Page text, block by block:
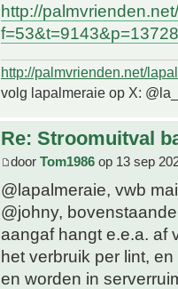
http://
http://palmvrienden.net/
volg lapalmeraie op X:
Re: Stroomuitval
door Tom1986 op 13 sep
@lapalmeraie, vwb
@johny,
aangaf hangt e.e.a. af
het verbruik per lint,
en worden in